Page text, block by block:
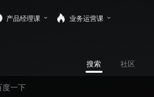
产品经理课 业务运营课
搜索 社区